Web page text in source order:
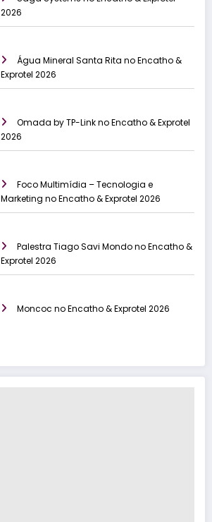
2026
Água Mineral Santa Rita no Encatho &
Exprotel 2026
Omada by TP-Link no Encatho & Exprotel
2026
Foco Multimídia – Tecnologia e
Marketing no Encatho & Exprotel 2026
Palestra Tiago Savi Mondo no Encatho &
Exprotel 2026
Moncoc no Encatho & Exprotel 2026